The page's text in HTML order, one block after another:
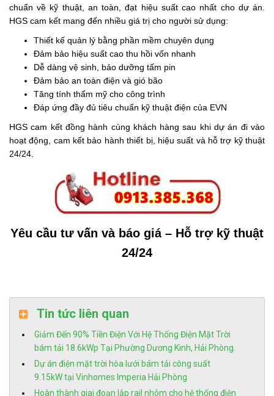
chuẩn về kỹ thuật, an toàn, đạt hiệu suất cao nhất cho dự án.
HGS cam kết mang đến nhiều giá trị cho người sử dụng:
Thiết kế quản lý bằng phần mềm chuyên dụng
Đảm bảo hiệu suất cao thu hồi vốn nhanh
Dễ dàng vệ sinh, bảo dưỡng tấm pin
Đảm bảo an toàn điện và gió bão
Tăng tính thẩm mỹ cho công trình
Đáp ứng đầy đủ tiêu chuẩn kỹ thuật điện của EVN
HGS cam kết đồng hành cùng khách hàng sau khi dự án đi vào
hoạt động, cam kết bảo hành thiết bị, hiệu suất và hỗ trợ kỹ thuật
24/24.
Yêu cầu tư vấn và báo giá – Hỗ trợ kỹ thuật
24/24
Tin tức liên quan
Giảm Đến 90% Tiền Điện Với Hệ Thống Điện Mặt Trời
bám tải 18.6kWp Tại Phường Dương Kinh, Hải Phòng.
Dự án điện mặt trời hòa lưới bám tải công suất
9.15kW tại Vinhomes Imperia Hải Phòng
Hoàn thành giai đoạn lắp rail nhôm cho hệ thống điện